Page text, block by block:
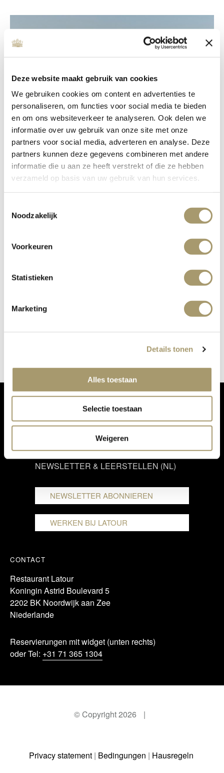
Deze website maakt gebruik van cookies
We gebruiken cookies om content en advertenties te
personaliseren, om functies voor social media te bieden
en om ons websiteverkeer te analyseren. Ook delen we
informatie over uw gebruik van onze site met onze
partners voor social media, adverteren en analyse. Deze
partners kunnen deze gegevens combineren met andere
informatie die u aan ze heeft verstrekt of die ze hebben
verzameld op basis van uw gebruik van hun services.
Noodzakelijk
Voorkeuren
Statistieken
Marketing
Details tonen
Alles toestaan
Selectie toestaan
Weigeren
PRIVACY STATEMENT
NEWSLETTER & LEERSTELLEN (NL)
NEWSLETTER ABONNIEREN
WERKEN BIJ LATOUR
CONTACT
Restaurant Latour
Koningin Astrid Boulevard 5
2202 BK Noordwijk aan Zee
Niederlande
Reservierungen mit widget (unten rechts)
oder Tel: +31 71 365 1304
© Copyright 2026 |
Privacy statement| Bedingungen | Hausregeln